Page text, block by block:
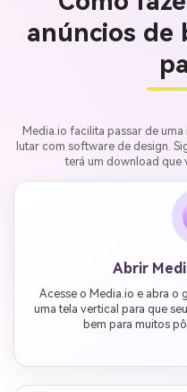
anúncios de
Media.io facilita passar de
lutar com software de design.
terá um download que
Abrir
Acesse o Media.io e abra o
uma tela vertical para que
bem para muitos